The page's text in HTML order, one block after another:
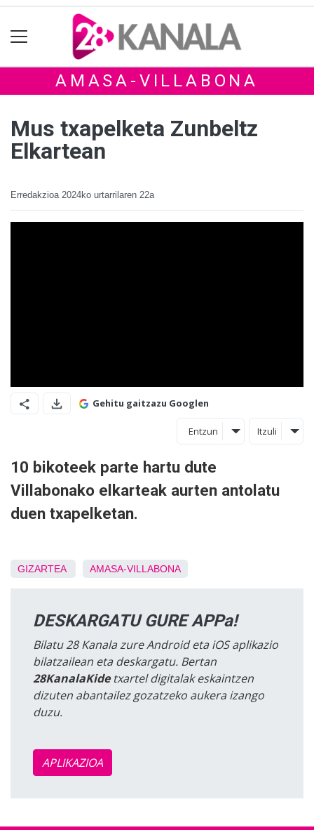
AMASA-VILLABONA
Mus txapelketa Zunbeltz
Elkartean
Erredakzioa 2024ko urtarrilaren 22a
Gehitu gaitzazu Googlen
Entzun Itzuli
10 bikoteek parte hartu dute
Villabonako elkarteak aurten antolatu
duen txapelketan.
GIZARTEA AMASA-VILLABONA
DESKARGATU GURE APPa!
Bilatu 28 Kanala zure Android eta iOS aplikazio
bilatzailean eta deskargatu. Bertan
28KanalaKidetxartel digitalak eskaintzen
dizuten abantailez gozatzeko aukera izango
duzu.
APLIKAZIOA